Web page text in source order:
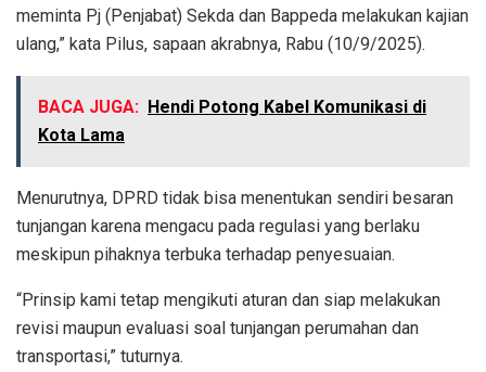
meminta Pj (Penjabat) Sekda dan Bappeda melakukan kajian
ulang,” kata Pilus, sapaan akrabnya, Rabu (10/9/2025).
BACA JUGA: Hendi Potong Kabel Komunikasi di
Kota Lama
Menurutnya, DPRD tidak bisa menentukan sendiri besaran
tunjangan karena mengacu pada regulasi yang berlaku
meskipun pihaknya terbuka terhadap penyesuaian.
“Prinsip kami tetap mengikuti aturan dan siap melakukan
revisi maupun evaluasi soal tunjangan perumahan dan
transportasi,” tuturnya.